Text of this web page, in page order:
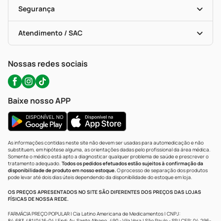
Formas De Pagamento
Troca E Devolução
Bulas De A A Z
Políticas De Marketplace
Serviços Farmacêuticos
Testes Rápidos
Autoteste Covid-19
Segurança
Portal Da Privacidade
Atendimento / SAC
Nossas redes sociais
Baixe nosso APP
As informações contidas neste site não devem ser usadas para automedicação e não
substituem, em hipótese alguma, as orientações dadas pelo profissional da área médica.
Somente o médico está apto a diagnosticar qualquer problema de saúde e prescrever o
tratamento adequado. Todos os pedidos efetuados estão sujeitos à confirmação da
disponibilidade de produto em nosso estoque.O processo de separação dos produtos
pode levar até dois dias úteis dependendo da disponibilidade do estoque em loja.
OS PREÇOS APRESENTADOS NO SITE SÃO DIFERENTES DOS PREÇOS DAS LOJAS
FÍSICAS DE NOSSA REDE.
FARMÁCIA PREÇO POPULAR | Cia Latino Americana de Medicamentos | CNPJ: